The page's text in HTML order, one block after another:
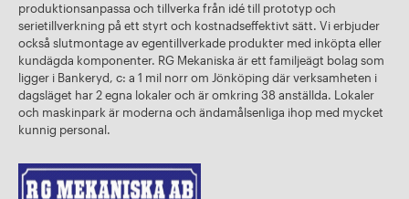
produktionsanpassa och tillverka från idé till prototyp och
serietillverkning på ett styrt och kostnadseffektivt sätt. Vi erbjuder
också slutmontage av egentillverkade produkter med inköpta eller
kundägda komponenter. RG Mekaniska är ett familjeägt bolag som
ligger i Bankeryd, c: a 1 mil norr om Jönköping där verksamheten i
dagsläget har 2 egna lokaler och är omkring 38 anställda. Lokaler
och maskinpark är moderna och ändamålsenliga ihop med mycket
kunnig personal.